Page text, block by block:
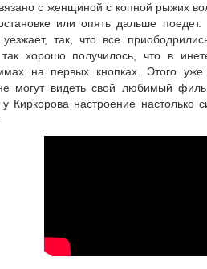
с женщиной с копной рыжих
или опять дальше
так, что все
хорошо получилось, что в
на первых кнопках. Этого
могут видеть свой любимый
Киркорова настроение настолько